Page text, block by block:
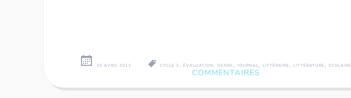
20 AVRIL 2013 CYCLE 3 ,ÉVALUATION ,GENRE ,JOURNAL,LITTÉRAIRE ,LITTÉRATURE ,SCOLAIRE
COMMENTAIRES